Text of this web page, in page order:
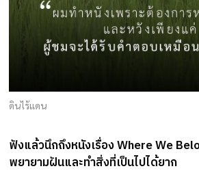
ดินไร้แดน
ฟังแล้วนึกถึงหนังเรื่อง Where We
พยายามฝันและทำสิ่งที่เป็นไปได้ยาก